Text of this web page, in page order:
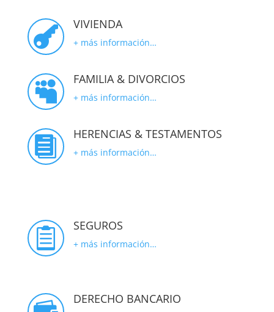
 VIVIENDA
+ más información…
 FAMILIA & DIVORCIOS
+ más información…
 HERENCIAS & TESTAMENTOS
+ más información…
 SEGUROS
+ más información…
DERECHO BANCARIO